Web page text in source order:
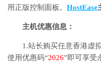
用正版控制面板。 HostEase
主机优惠信息：
1.站长购买任意香港虚
使用优惠码“2026”即可享受